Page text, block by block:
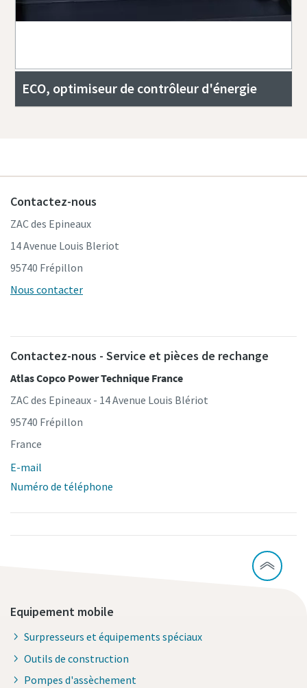
ECO, optimiseur de contrôleur d'énergie
Contactez-nous
ZAC des Epineaux
14 Avenue Louis Bleriot
95740 Frépillon
Nous contacter
Contactez-nous - Service et pièces de rechange
Atlas Copco Power Technique France
ZAC des Epineaux - 14 Avenue Louis Blériot
95740 Frépillon
France
E-mail
Numéro de téléphone
Equipement mobile
Surpresseurs et équipements spéciaux
Outils de construction
Pompes d'assèchement